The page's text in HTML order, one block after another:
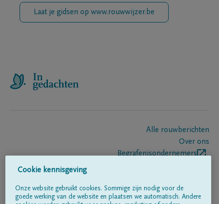
Laat je gidsen op www.rouwwijzer.be
Alle rouwberichten
Over ons
Begrafenisondernemers
Volg ons op
Cookie kennisgeving
Onze website gebruikt cookies. Sommige zijn nodig voor de
goede werking van de website en plaatsen we automatisch. Andere